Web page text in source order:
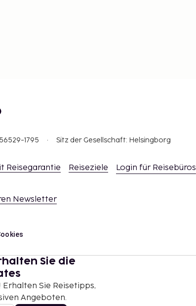
1795 Sitz der Gesellschaft: Helsingborg
Reisegarantie Reiseziele Login für Reisebüros
Newsletter
Sie die
Sie Reisetipps,
Angeboten.